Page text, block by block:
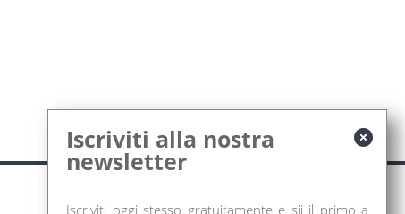
Iscriviti alla nostra
newsletter
Iscriviti oggi stesso gratuitamente e sii il primo a